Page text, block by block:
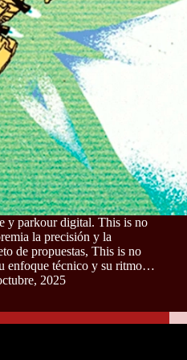
y parkour digital. This is no
la precisión y la
de propuestas, This is no
enfoque técnico y su ritmo…
2025